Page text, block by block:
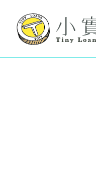
content
小實貸 TinyLoans
小實貸 實在很好貸